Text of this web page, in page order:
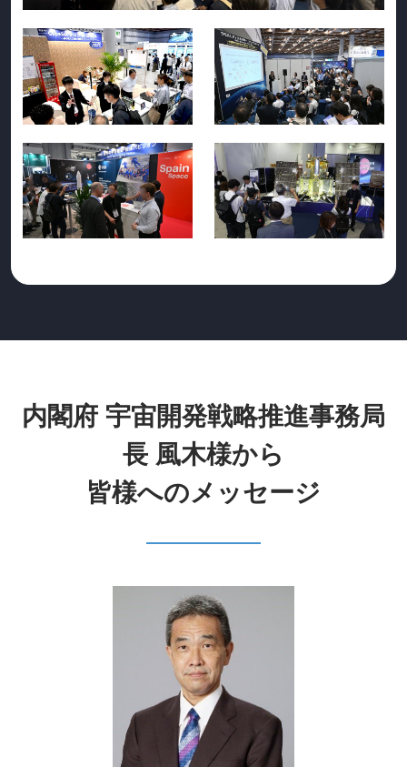
内閣府 宇宙開発戦略推進事務局
長 風木様から
皆様へのメッセージ